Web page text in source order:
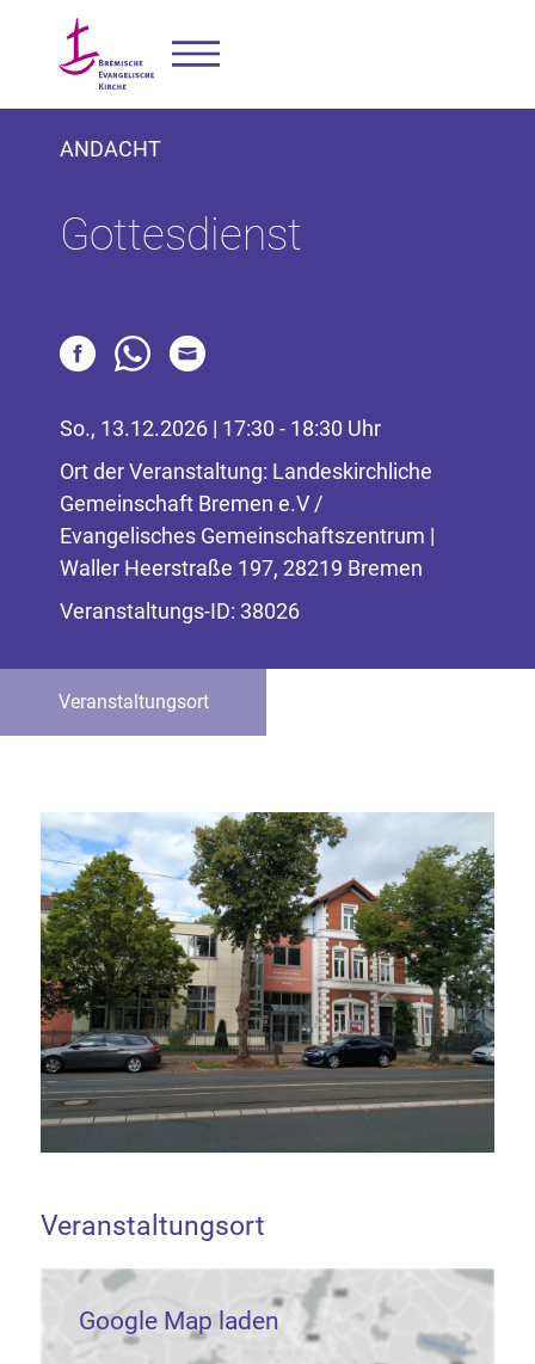
ANDACHT
Gottesdienst
So., 13.12.2026 | 17:30 - 18:30 Uhr
Ort der Veranstaltung: Landeskirchliche
Gemeinschaft Bremen e.V /
Evangelisches Gemeinschaftszentrum |
Waller Heerstraße 197, 28219 Bremen
Veranstaltungs-ID: 38026
Veranstaltungsort
Veranstaltungsort
Google Map laden